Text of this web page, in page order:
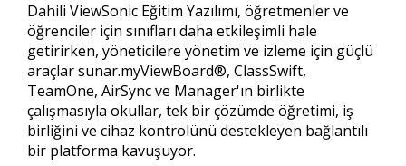
Dahili ViewSonic Eğitim Yazılımı, öğretmenler ve
öğrenciler için sınıfları daha etkileşimli hale
getirirken, yöneticilere yönetim ve izleme için güçlü
araçlar sunar.myViewBoard®, ClassSwift,
TeamOne, AirSync ve Manager'ın birlikte
çalışmasıyla okullar, tek bir çözümde öğretimi, iş
birliğini ve cihaz kontrolünü destekleyen bağlantılı
bir platforma kavuşuyor.